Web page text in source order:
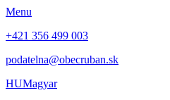
Menu
+421 356 499 003
podatelna@obecruban.sk
HUMagyar